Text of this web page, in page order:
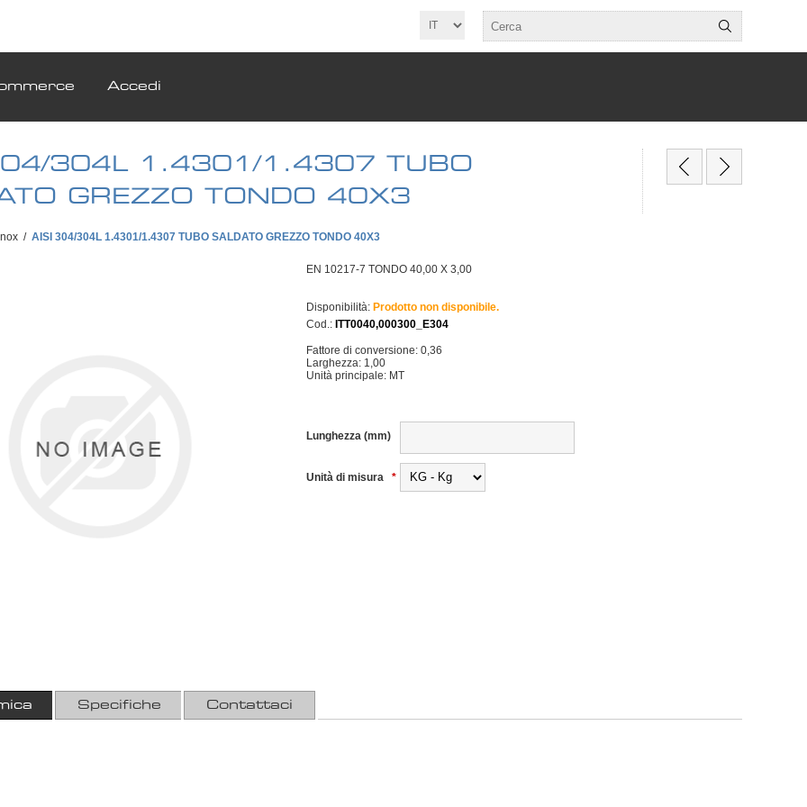
Accedi
304L 1.4301/1.4307 TUBO
GREZZO TONDO 40X3
/ AISI 304/304L 1.4301/1.4307 TUBO SALDATO GREZZO TONDO 40X3
EN 10217-7 TONDO 40,00 X 3,00
Disponibilità: Prodotto non disponibile.
Cod.: ITT0040,000300_E304
Fattore di conversione: 0,36
Larghezza: 1,00
Unità principale: MT
Lunghezza (mm)
Unità di misura *
Specifiche Contattaci